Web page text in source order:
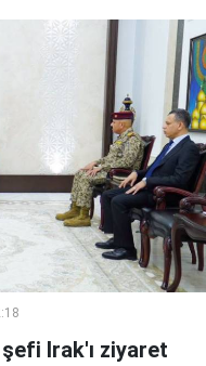
Irak'ı ziyaret